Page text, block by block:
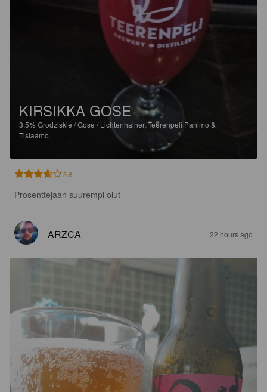
KIRSIKKA GOSE
3.5%Grodziskie / Gose / Lichtenhainer. Teerenpeli Panimo &
Tislaamo.
3.6
Prosenttejaan suurempi olut
ARZCA 22 hours ago